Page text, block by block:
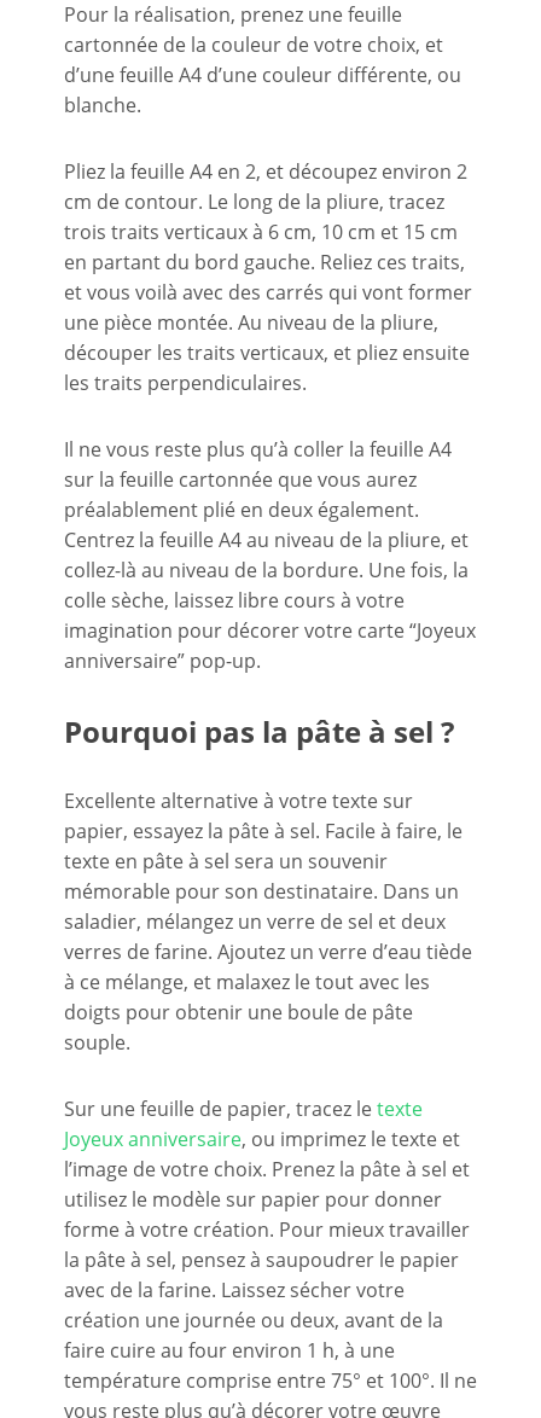
Pour la réalisation, prenez une feuille
cartonnée de la couleur de votre choix, et
d’une feuille A4 d’une couleur différente, ou
blanche.
Pliez la feuille A4 en 2, et découpez environ 2
cm de contour. Le long de la pliure, tracez
trois traits verticaux à 6 cm, 10 cm et 15 cm
en partant du bord gauche. Reliez ces traits,
et vous voilà avec des carrés qui vont former
une pièce montée. Au niveau de la pliure,
découper les traits verticaux, et pliez ensuite
les traits perpendiculaires.
Il ne vous reste plus qu’à coller la feuille A4
sur la feuille cartonnée que vous aurez
préalablement plié en deux également.
Centrez la feuille A4 au niveau de la pliure, et
collez-là au niveau de la bordure. Une fois, la
colle sèche, laissez libre cours à votre
imagination pour décorer votre carte “Joyeux
anniversaire” pop-up.
Pourquoi pas la pâte à sel ?
Excellente alternative à votre texte sur
papier, essayez la pâte à sel. Facile à faire, le
texte en pâte à sel sera un souvenir
mémorable pour son destinataire. Dans un
saladier, mélangez un verre de sel et deux
verres de farine. Ajoutez un verre d’eau tiède
à ce mélange, et malaxez le tout avec les
doigts pour obtenir une boule de pâte
souple.
Sur une feuille de papier, tracez letexte
Joyeux anniversaire, ou imprimez le texte et
l’image de votre choix. Prenez la pâte à sel et
utilisez le modèle sur papier pour donner
forme à votre création. Pour mieux travailler
la pâte à sel, pensez à saupoudrer le papier
avec de la farine. Laissez sécher votre
création une journée ou deux, avant de la
faire cuire au four environ 1 h, à une
température comprise entre 75° et 100°. Il ne
vous reste plus qu’à décorer votre œuvre